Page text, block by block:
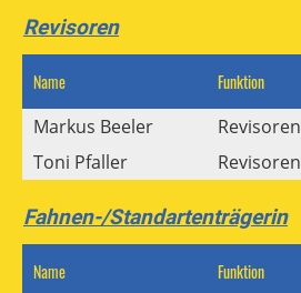
Revisoren
Name Funktion
Markus Beeler
Revisoren
Toni Pfaller
Revisoren
Fahnen-/Standartenträgerin
Name Funktion